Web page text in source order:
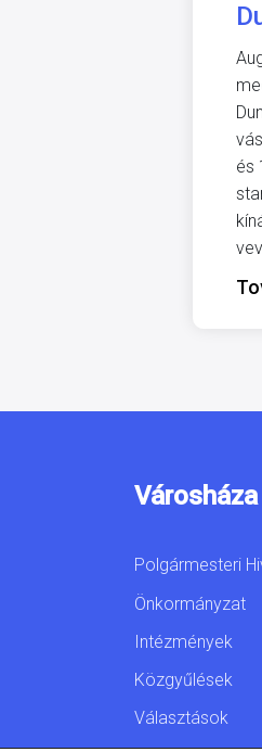
és
Városháza
Polgármesteri
Önkormányzat
Intézmények
Közgyűlések
Választások